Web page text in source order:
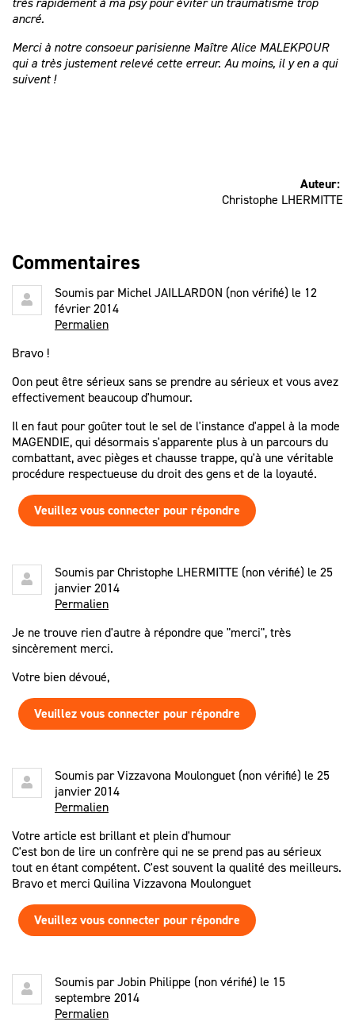
ancré.
Merci à notre consoeur parisienne Maître Alice MALEKPOUR
qui a très justement relevé cette erreur. Au moins, il y en a qui
suivent !
Auteur:
Christophe LHERMITTE
Commentaires
Soumis parMichel JAILLARDON (non vérifié) le 12
février 2014
Permalien
Bravo !
Oon peut être sérieux sans se prendre au sérieux et vous avez
effectivement beaucoup d'humour.
Il en faut pour goûter tout le sel de l'instance d'appel à la mode
MAGENDIE, qui désormais s'apparente plus à un parcours du
combattant, avec pièges et chausse trappe, qu'à une véritable
procédure respectueuse du droit des gens et de la loyauté.
Veuillez vous connecter pour répondre
Soumis parChristophe LHERMITTE (non vérifié) le 25
janvier 2014
Permalien
Je ne trouve rien d'autre à répondre que "merci", très
sincèrement merci.
Votre bien dévoué,
Veuillez vous connecter pour répondre
Soumis parVizzavona Moulonguet (non vérifié) le 25
janvier 2014
Permalien
Votre article est brillant et plein d'humour
C'est bon de lire un confrère qui ne se prend pas au sérieux
tout en étant compétent. C'est souvent la qualité des meilleurs.
Bravo et merci Quilina Vizzavona Moulonguet
Veuillez vous connecter pour répondre
Soumis parJobin Philippe (non vérifié) le 15
septembre 2014
Permalien